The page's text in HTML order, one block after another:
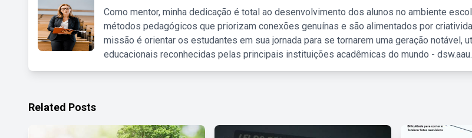
Como mentor, minha dedicação é total ao desenvolvimento dos alunos no ambiente
métodos pedagógicos que priorizam conexões genuínas e são alimentados por
missão é orientar os estudantes em sua jornada para se tornarem uma geração notável,
educacionais reconhecidas pelas principais instituições acadêmicas do mundo -
Related Posts